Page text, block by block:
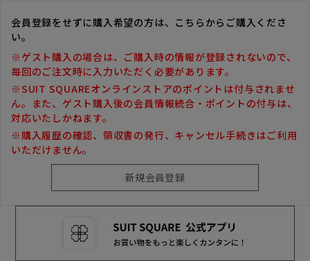
会員登録をせずに購入希望の方は、こちらからご購入くださ
い。
※ゲスト購入の場合は、ご購入時の情報が登録されないので、
毎回のご注文時に入力いただく必要があります。
※SUIT SQUAREオンラインストアのポイントは付与されませ
ん。また、ゲスト購入後の会員情報統合・ポイントの付与は、
対応いたしかねます。
※購入履歴の確認、領収書の発行、キャンセル手続きはご利用
いただけません。